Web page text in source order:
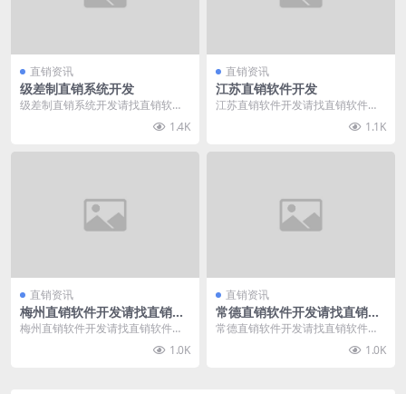
直销资讯
级差制直销系统开发
级差制直销系统开发请找直销软件
网，直销软件网（www.zhixiaorua
1.4K
直销资讯
江苏直销软件开发
江苏直销软件开发请找直销软件
网，直销软件网（www.zhixiaorua
1.1K
直销资讯
梅州直销软件开发请找直销软
件网
梅州直销软件开发请找直销软件
1.0K
直销资讯
常德直销软件开发请找直销软
件网
常德直销软件开发请找直销软件
1.0K